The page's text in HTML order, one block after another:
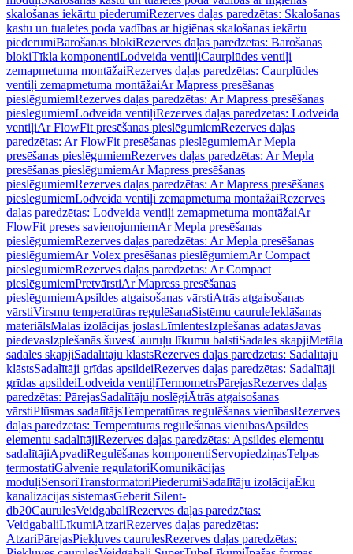
skalošanas iekārtu piederumiRezerves daļas paredzētas: Skalošanas
kastu un tualetes poda vadības ar higiēnas skalošanas iekārtu
piederumiBarošanas blokiRezerves daļas paredzētas: Barošanas
blokiTīkla komponentiLodveida ventiļiCaurplūdes ventiļi
zemapmetuma montāžaiRezerves daļas paredzētas: Caurplūdes
ventiļi zemapmetuma montāžaiAr Mapress presēšanas
pieslēgumiemRezerves daļas paredzētas: Ar Mapress presēšanas
pieslēgumiemLodveida ventiļiRezerves daļas paredzētas: Lodveida
ventiļiAr FlowFit presēšanas pieslēgumiemRezerves daļas
paredzētas: Ar FlowFit presēšanas pieslēgumiemAr Mepla
presēšanas pieslēgumiemRezerves daļas paredzētas: Ar Mepla
presēšanas pieslēgumiemAr Mapress presēšanas
pieslēgumiemRezerves daļas paredzētas: Ar Mapress presēšanas
pieslēgumiemLodveida ventiļi zemapmetuma montāžaiRezerves
daļas paredzētas: Lodveida ventiļi zemapmetuma montāžaiAr
FlowFit preses savienojumiemAr Mepla presēšanas
pieslēgumiemRezerves daļas paredzētas: Ar Mepla presēšanas
pieslēgumiemAr Volex presēšanas pieslēgumiemAr Compact
pieslēgumiemRezerves daļas paredzētas: Ar Compact
pieslēgumiemPretvārstiAr Mapress presēšanas
pieslēgumiemApsildes atgaisošanas vārstiĀtrās atgaisošanas
vārstiVirsmu temperatūras regulēšanaSistēmu cauruleIeklāšanas
materiālsMalas izolācijas joslasLīmlentesIzplešanas adatasJavas
piedevasIzplešanās šuvesCauruļu līkumu balstiSadales skapjiMetāla
sadales skapjiSadalītāju klāstsRezerves daļas paredzētas: Sadalītāju
klāstsSadalītāji grīdas apsildeiRezerves daļas paredzētas: Sadalītāji
grīdas apsildeiLodveida ventiļiTermometrsPārejasRezerves daļas
paredzētas: PārejasSadalītāju noslēgiĀtrās atgaisošanas
vārstiPlūsmas sadalītājsTemperatūras regulēšanas vienībasRezerves
daļas paredzētas: Temperatūras regulēšanas vienībasApsildes
elementu sadalītājiRezerves daļas paredzētas: Apsildes elementu
sadalītājiApvadiRegulēšanas komponentiServopiedziņasTelpas
termostatiGalvenie regulatoriKomunikācijas
moduļiSensoriTransformatoriPiederumiSadalītāju izolācijaĒku
kanalizācijas sistēmasGeberit Silent-
db20CaurulesVeidgabaliRezerves daļas paredzētas:
VeidgabaliLīkumiAtzariRezerves daļas paredzētas:
AtzariPārejasPiekļuves caurulesRezerves daļas paredzētas: